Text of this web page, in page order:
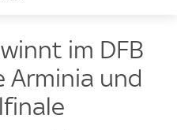
im DFB
Arminia und